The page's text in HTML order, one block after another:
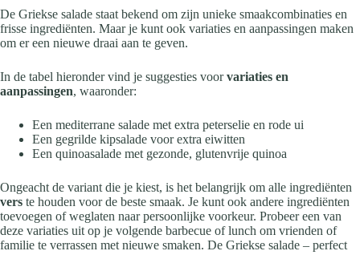
De Griekse salade staat bekend om zijn unieke smaakcombinaties en
frisse ingrediënten. Maar je kunt ook variaties en aanpassingen maken
om er een nieuwe draai aan te geven.
In de tabel hieronder vind je suggesties voorvariaties en
aanpassingen, waaronder:
Een mediterrane salade met extra peterselie en rode ui
Een gegrilde kipsalade voor extra eiwitten
Een quinoasalade met gezonde, glutenvrije quinoa
Ongeacht de variant die je kiest, is het belangrijk om alle ingrediënten
vers te houden voor de beste smaak. Je kunt ook andere ingrediënten
toevoegen of weglaten naar persoonlijke voorkeur. Probeer een van
deze variaties uit op je volgende barbecue of lunch om vrienden of
familie te verrassen met nieuwe smaken. De Griekse salade – perfect